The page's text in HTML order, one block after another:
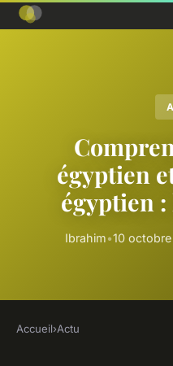
égyptien
égyptien
Ibrahim•10
Accueil›Actu